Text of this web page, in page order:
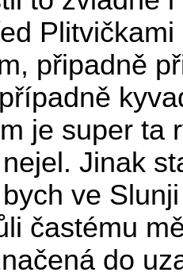
připadně
je super ta
Jinak
ve
častému
do